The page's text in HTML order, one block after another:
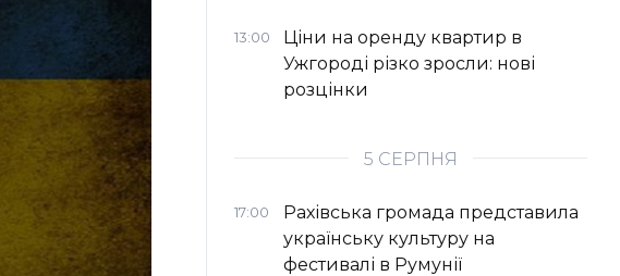
13:00
Ціни на оренду квартир в
Ужгороді різко зросли: нові
розцінки
5 СЕРПНЯ
17:00
Рахівська громада представила
українську культуру на
фестивалі в Румунії